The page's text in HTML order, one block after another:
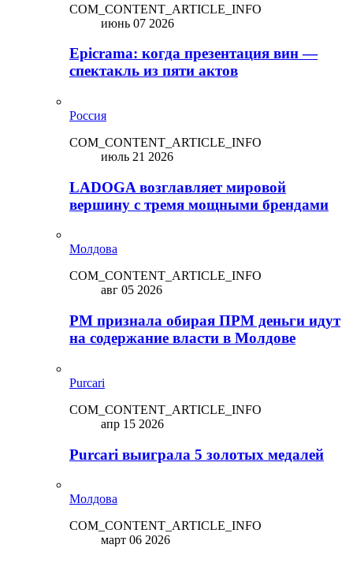
COM_CONTENT_ARTICLE_INFO
июнь 07 2026
Epicrama: когда презентация вин —
спектакль из пяти актов
Россия
COM_CONTENT_ARTICLE_INFO
июль 21 2026
LADOGA возглавляет мировой
вершину с тремя мощными брендами
Молдова
COM_CONTENT_ARTICLE_INFO
авг 05 2026
PM признала обирая ПРМ деньги идут
на содержание власти в Молдове
Purcari
COM_CONTENT_ARTICLE_INFO
апр 15 2026
Purcari выиграла 5 золотых медалей
Молдова
COM_CONTENT_ARTICLE_INFO
март 06 2026